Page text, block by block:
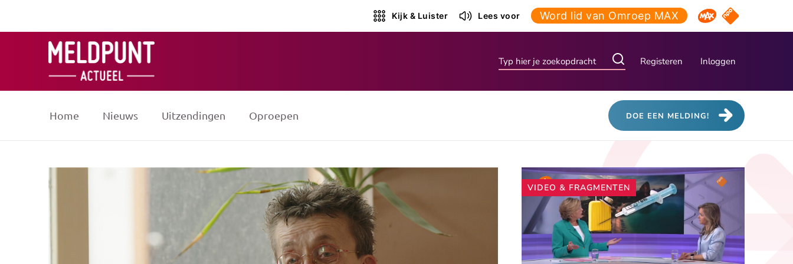
Kijk & Luister Lees voor Word lid van Omroep MAX Omroep MAX
NPO Start
Registeren Inloggen
Home Nieuws Uitzendingen Oproepen DOE EEN MELDING!
Andere
artikelen
VIDEO & FRAGMENTEN